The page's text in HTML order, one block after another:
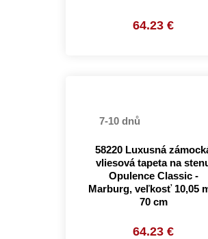
64.23 €
7-10 dnů
58220 Luxusná
vliesová tapeta na
Opulence Classic -
Marburg, veľkosť 10,05
70 cm
64.23 €